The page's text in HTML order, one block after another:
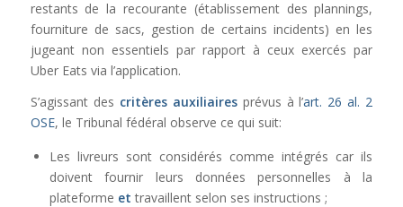
restants de la recourante (établissement des plannings,
fourniture de sacs, gestion de certains incidents) en les
jugeant non essentiels par rapport à ceux exercés par
Uber Eats via l’application.
S’agissant des critères auxiliairesprévus à l’art. 26 al. 2
OSE, le Tribunal fédéral observe ce qui suit:
Les livreurs sont considérés comme intégrés car ils
doivent fournir leurs données personnelles à la
plateforme ettravaillent selon ses instructions ;